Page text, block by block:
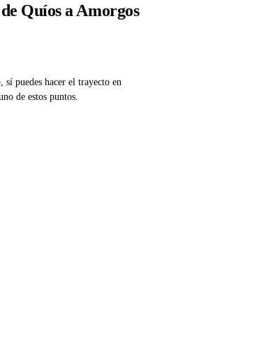
Quíos a Amorgos
puedes hacer el trayecto en
de estos puntos.